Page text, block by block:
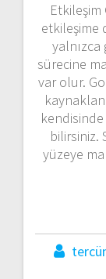
Etkileşim
etkileşime
sürecine
var olur.
bilirsiniz.
yüzeye